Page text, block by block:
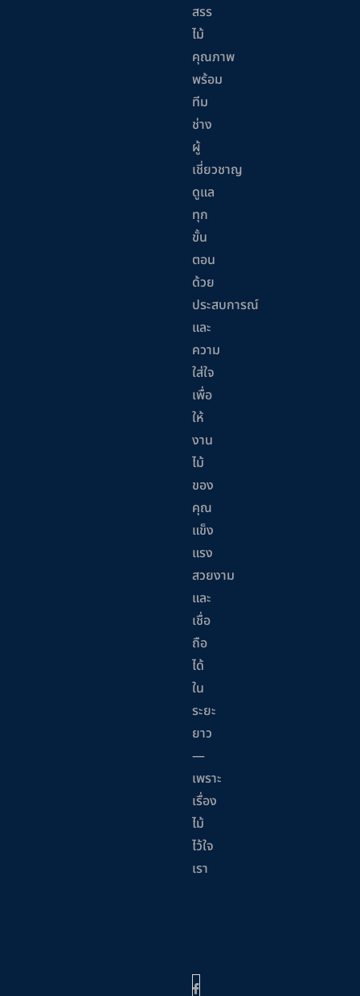
สรร
ไม้
คุณภาพ
พร้อม
ทีม
ช่าง
ผู้
เชี่ยวชาญ
ดูแล
ทุก
ขั้น
ตอน
ด้วย
ประสบการณ์
และ
ความ
ใส่ใจ
เพื่อ
ให้
งาน
ไม้
ของ
คุณ
แข็ง
แรง
สวยงาม
และ
เชื่อ
ถือ
ได้
ใน
ระยะ
ยาว
—
เพราะ
เรื่อง
ไม้
ไว้ใจ
เรา